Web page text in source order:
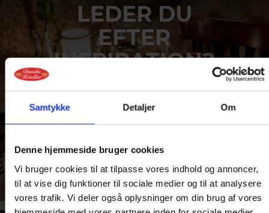
Samtykke Detaljer Om
Denne hjemmeside bruger cookies
Vi bruger cookies til at tilpasse vores indhold og annoncer,
til at vise dig funktioner til sociale medier og til at analysere
vores trafik. Vi deler også oplysninger om din brug af vores
LEDER DU
EFTER
INSPIRATION?
Vi har masser af dejlige
aktuelle ophold lige nu